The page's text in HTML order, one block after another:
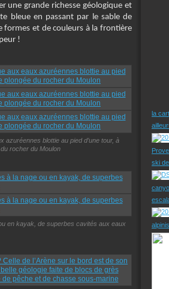
une grande richesse géologique et
bleue en passant par le sable de
formes et de couleurs à la frontière
!
blottie au pied d’une tour, à
rocher du Moulon
en kayak, de superbes cavités aux eaux
la
ski